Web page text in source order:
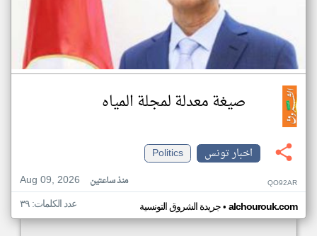
صيغة معدلة لمجلة المياه
اخبار تونس
Politics
Aug 09, 2026
منذ ساعتين QO92AR
جريدة الشروق التونسية• alchourouk.com عدد الكلمات: ٣٩